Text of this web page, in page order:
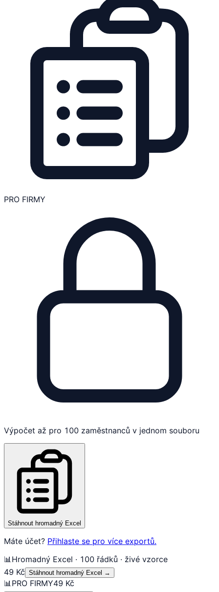
PRO FIRMY
Výpočet až pro 100 zaměstnanců v jednom souboru
Stáhnout hromadný Excel
Máte účet? Přihlaste se pro více exportů.
📊 Hromadný Excel · 100 řádků · živé vzorce
49 Kč Stáhnout hromadný Excel →
📊 PRO FIRMY49 Kč